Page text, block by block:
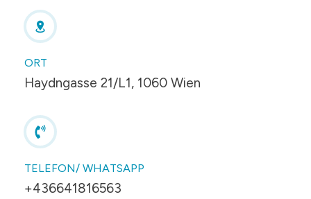
ORT
Haydngasse 21/L1, 1060 Wien
TELEFON/ WHATSAPP
+436641816563